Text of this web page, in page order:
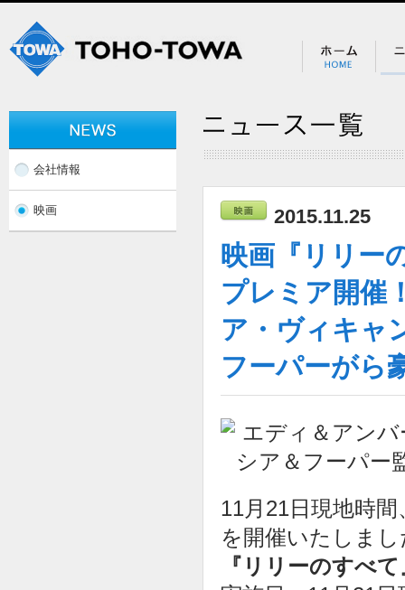
2015.11.25
映画『リリー
プレミア開催
ア・ヴィキャ
フーパーがら
11月21日現地時
を開催いたしまし
『リリーのすべ
会社情報
映画